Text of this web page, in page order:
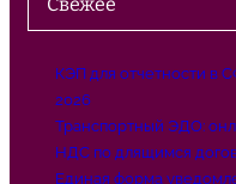
Свежее
КЭП для отчетности в
2026
Транспортный ЭДО:
НДС по длящимся
Единая форма